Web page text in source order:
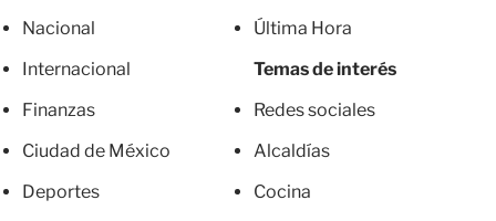
Nacional
Internacional
Finanzas
Ciudad de México
Deportes
Última Hora
Temas de interés
Redes sociales
Alcaldías
Cocina